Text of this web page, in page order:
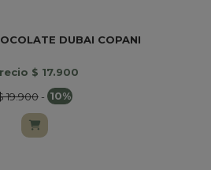
DUBAI COPANI
$ 17.900
19.900- 10%